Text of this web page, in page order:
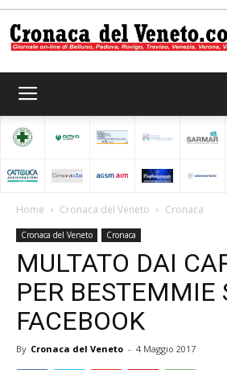
del
Home Cronaca del Veneto Cronaca
Cronaca del Veneto Cronaca
MULTATO DAI
PER BESTEMMIE
FACEBOOK
By Cronaca del Veneto - 4 Maggio 2017